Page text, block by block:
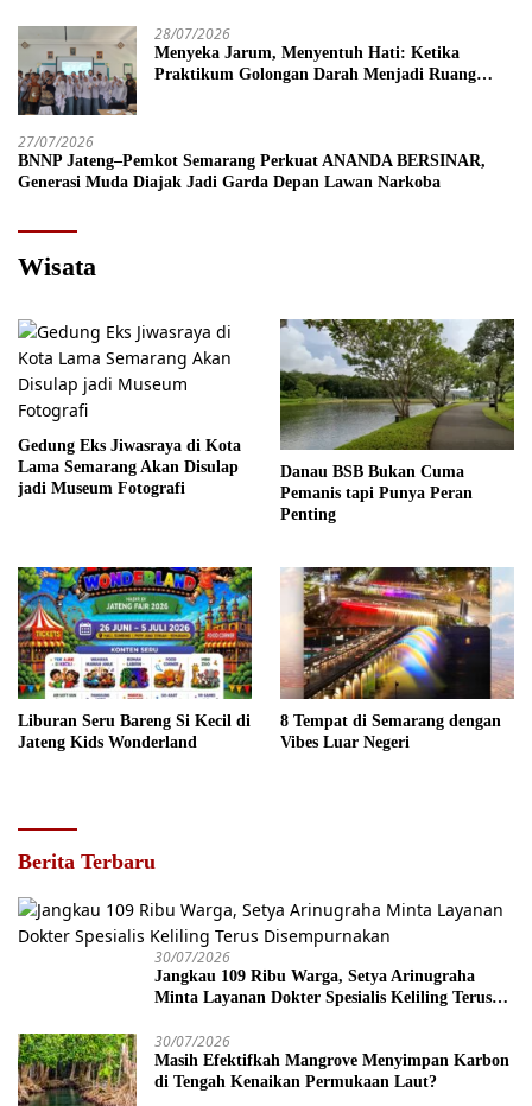
28/07/2026
Menyeka Jarum, Menyentuh Hati: Ketika
Praktikum Golongan Darah Menjadi Ruang
27/07/2026
BNNP Jateng–Pemkot Semarang Perkuat ANANDA BERSINAR,
Generasi Muda Diajak Jadi Garda Depan Lawan Narkoba
Wisata
Gedung Eks Jiwasraya di Kota
Lama Semarang Akan Disulap
jadi Museum Fotografi
Danau BSB Bukan Cuma
Pemanis tapi Punya Peran
Penting
Liburan Seru Bareng Si Kecil di
Jateng Kids Wonderland
8 Tempat di Semarang dengan
Vibes Luar Negeri
Berita Terbaru
30/07/2026
Jangkau 109 Ribu Warga, Setya Arinugraha
Minta Layanan Dokter Spesialis Keliling Terus
30/07/2026
Masih Efektifkah Mangrove Menyimpan Karbon
di Tengah Kenaikan Permukaan Laut?